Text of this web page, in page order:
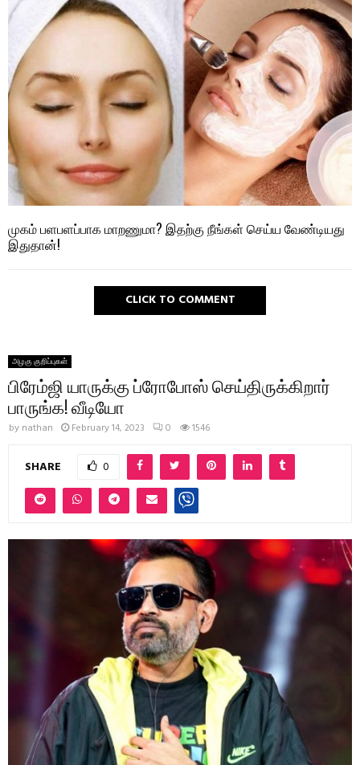
முகம் பளபளப்பாக மாறணுமா? இதற்கு நீங்கள் செய்ய வேண்டியது
இதுதான்!
CLICK TO COMMENT
அழகு குறிப்புகள்
பிரேம்ஜி யாருக்கு ப்ரோபோஸ் செய்திருக்கிறார்
பாருங்க! வீடியோ
by nathan February 14, 2023 0 1546
SHARE 0